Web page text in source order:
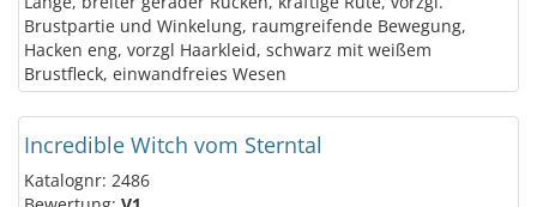
Brustpartie und Winkelung, raumgreifende Bewegung,
Hacken eng, vorzgl Haarkleid, schwarz mit weißem
Brustfleck, einwandfreies Wesen
Incredible Witch vom Sterntal
Katalognr: 2486